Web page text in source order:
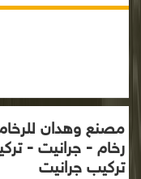
مصنع وهدان للرخام
رخام - جرانيت -
تركيب جرانيت